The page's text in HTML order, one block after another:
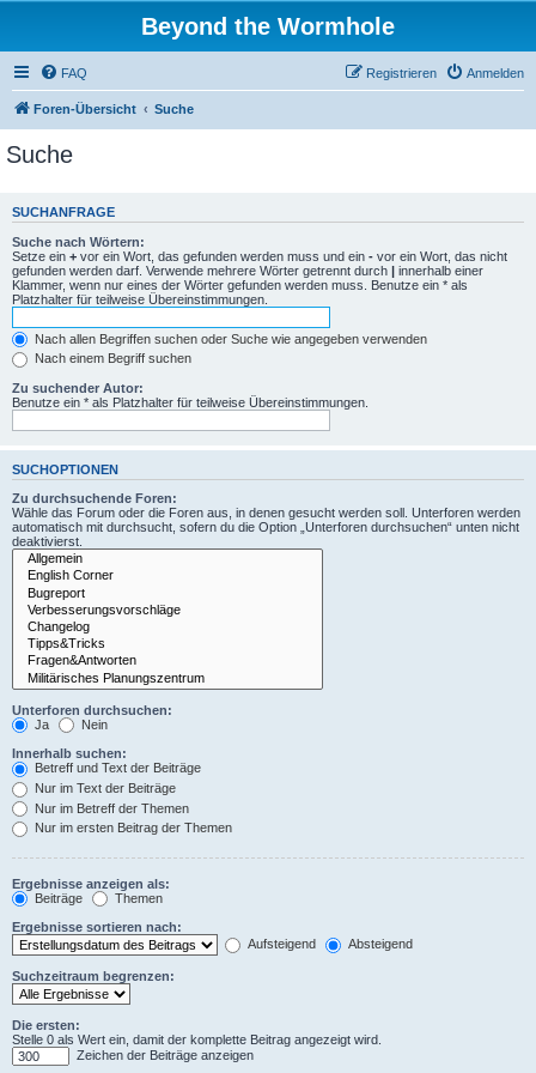
Beyond the Wormhole
FAQ Anmelden
Registrieren
Foren-Übersicht Suche
Suche
SUCHANFRAGE
Suche nach Wörtern:
Setze ein + vor ein Wort, das gefunden werden muss und ein - vor ein Wort, das nicht
gefunden werden darf. Verwende mehrere Wörter getrennt durch | innerhalb einer
Klammer, wenn nur eines der Wörter gefunden werden muss. Benutze ein * als
Platzhalter für teilweise Übereinstimmungen.
Nach allen Begriffen suchen oder Suche wie angegeben verwenden
Nach einem Begriff suchen
Zu suchender Autor:
Benutze ein * als Platzhalter für teilweise Übereinstimmungen.
SUCHOPTIONEN
Zu durchsuchende Foren:
Wähle das Forum oder die Foren aus, in denen gesucht werden soll. Unterforen werden
automatisch mit durchsucht, sofern du die Option „Unterforen durchsuchen“ unten nicht
deaktivierst.
Unterforen durchsuchen:
Ja
Nein
Innerhalb suchen:
Betreff und Text der Beiträge
Nur im Text der Beiträge
Nur im Betreff der Themen
Nur im ersten Beitrag der Themen
Ergebnisse anzeigen als:
Beiträge
Themen
Ergebnisse sortieren nach:
Aufsteigend
Absteigend
Suchzeitraum begrenzen:
Die ersten:
Stelle 0 als Wert ein, damit der komplette Beitrag angezeigt wird.
Zeichen der Beiträge anzeigen